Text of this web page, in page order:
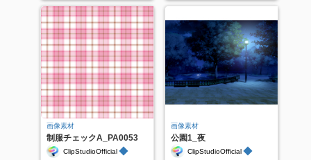
画像素材
制服チェックA_PA0053
ClipStudioOfficial ◆
画像素材
公園1_夜
ClipStudioOfficial ◆